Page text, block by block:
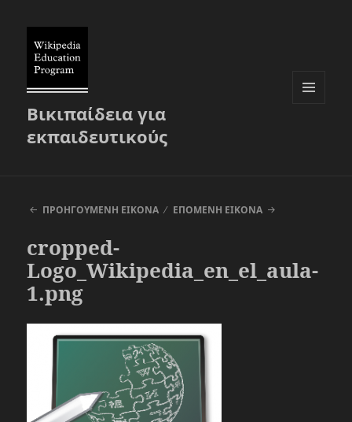
Βικιπαίδεια για
εκπαιδευτικούς
ΠΡΟΗΓΟΎΜΕΝΗ ΕΙΚΌΝΑ ΕΠΌΜΕΝΗ ΕΙΚΌΝΑ
cropped-
Logo_Wikipedia_en_el_aula-
1.png